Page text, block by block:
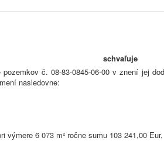
schvaľuje
č. 08-83-0845-06-00 v znení jej
nasledovne:
výmere 6 073 m² ročne sumu 103 241,00 Eur,